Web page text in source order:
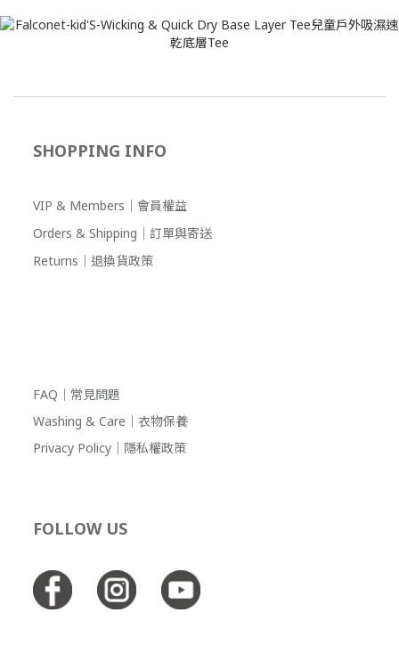
SHOPPING INFO
VIP & Members｜會員權益
Orders & Shipping｜訂單與寄送
Returns｜退換貨政策
FAQ｜常見問題
Washing & Care｜衣物保養
Privacy Policy｜隱私權政策
FOLLOW US